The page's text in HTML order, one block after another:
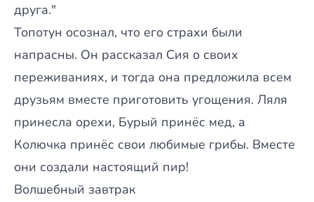
друга."
Топотун осознал, что его страхи были
напрасны. Он рассказал Сия о своих
переживаниях, и тогда она предложила всем
друзьям вместе приготовить угощения. Ляля
принесла орехи, Бурый принёс мед, а
Колючка принёс свои любимые грибы. Вместе
они создали настоящий пир!
Волшебный завтрак